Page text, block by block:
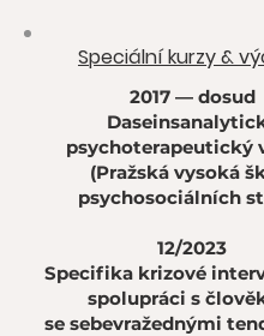
Speciální kurzy &
2017 — dosud
psychoterapeutický
(Pražská vysoká
psychosociálních
12/2023
Specifika krizové
spolupráci s
se sebevražednými